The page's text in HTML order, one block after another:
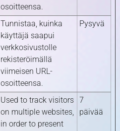
osoitteensa.
Tunnistaa, kuinka
käyttäjä saapui
verkkosivustolle
rekisteröimällä
viimeisen URL-
osoitteensa.
Pysyvä
Used to track visitors
on multiple websites,
in order to present
7
päivää